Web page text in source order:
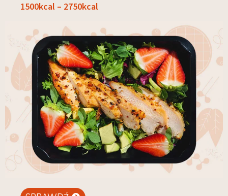
1500kcal – 2750kcal